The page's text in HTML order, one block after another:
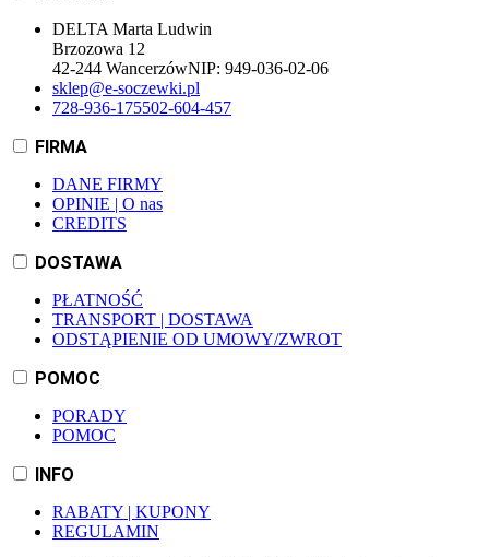
DELTA Marta Ludwin
Brzozowa 12
42-244 WancerzówNIP: 949-036-02-06
sklep@e-soczewki.pl
728-936-175502-604-457
FIRMA
DANE FIRMY
OPINIE | O nas
CREDITS
DOSTAWA
PŁATNOŚĆ
TRANSPORT | DOSTAWA
ODSTĄPIENIE OD UMOWY/ZWROT
POMOC
PORADY
POMOC
INFO
RABATY | KUPONY
REGULAMIN